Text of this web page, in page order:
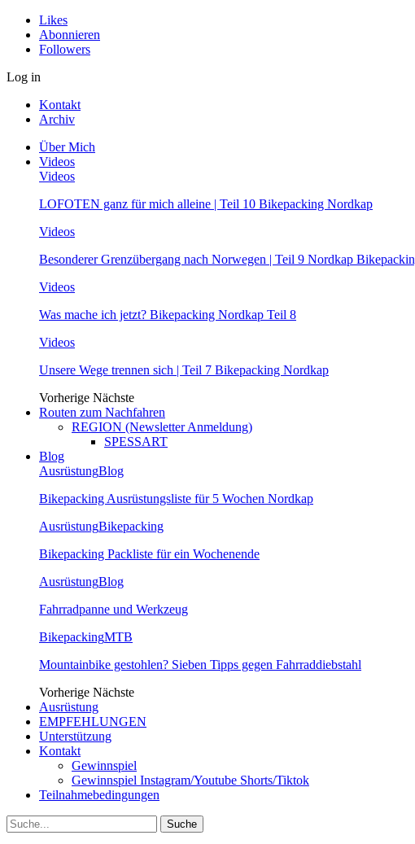
Likes
Abonnieren
Followers
Log in
Kontakt
Archiv
Über Mich
Videos
Videos
LOFOTEN ganz für mich alleine | Teil 10 Bikepacking Nordkap
Videos
Besonderer Grenzübergang nach Norwegen | Teil 9 Nordkap
Videos
Was mache ich jetzt? Bikepacking Nordkap Teil 8
Videos
Unsere Wege trennen sich | Teil 7 Bikepacking Nordkap
Vorherige Nächste
Routen zum Nachfahren
REGION (Newsletter Anmeldung)
SPESSART
Blog
AusrüstungBlog
Bikepacking Ausrüstungsliste für 5 Wochen Nordkap
AusrüstungBikepacking
Bikepacking Packliste für ein Wochenende
AusrüstungBlog
Fahrradpanne und Werkzeug
BikepackingMTB
Mountainbike gestohlen? Sieben Tipps gegen Fahrraddiebstahl
Vorherige Nächste
Ausrüstung
EMPFEHLUNGEN
Unterstützung
Kontakt
Gewinnspiel
Gewinnspiel Instagram/Youtube Shorts/Tiktok
Teilnahmebedingungen